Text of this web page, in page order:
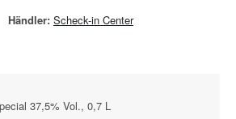
Händler: Scheck-in Center
37,5% Vol., 0,7 L